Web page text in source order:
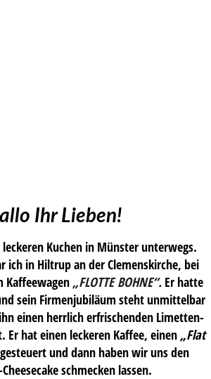
Ihr Lieben!
Kuchen in Münster unterwegs.
ich in Hiltrup an der Clemenskirche, bei
Kaffeewagen„FLOTTE BOHNE“.Er hatte
sein Firmenjubiläum steht unmittelbar
einen herrlich erfrischenden Limetten-
Er hat einen leckeren Kaffee, einen „Flat
und dann haben wir uns den
schmecken lassen.